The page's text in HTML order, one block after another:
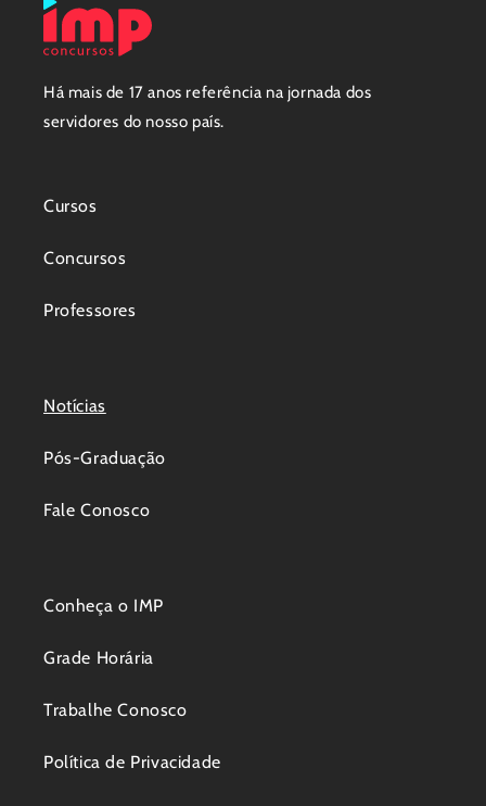
Há mais de 17 anos referência na jornada dos
servidores do nosso país.
Cursos
Concursos
Professores
Notícias
Pós-Graduação
Fale Conosco
Conheça o IMP
Grade Horária
Trabalhe Conosco
Política de Privacidade